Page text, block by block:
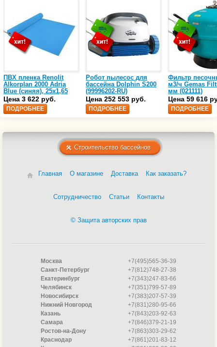
ПВХ пленка Renolit
Alkorplan 2000 Adria
Blue (синяя), 25х1,65
(35216203)
Цена 3 622 руб.
ПОДРОБНЕЕ
Робот пылесос для
бассейна Dolphin S200
(99996202-RU)
Цена 252 553 руб.
ПОДРОБНЕЕ
Фильтр
м3/ч Gemas
мм (021111)
Цена 59 616
ПОДРОБНЕЕ
Строительство бассейнов
Главная О магазине Доставка Как заказать?
Сотрудничество Статьи Контакты
© Защита авторских прав
Москва
+7(495)565-36-39
Санкт-Петербург
+7(812)748-27-38
Екатеринбург
+7(343)247-83-66
Челябинск
+7(351)799-57-89
Новосибирск
+7(383)207-57-39
Нижний Новгород
+7(831)280-95-66
Казань
+7(843)203-92-63
Самара
+7(846)379-21-19
Ростов-на-Дону
+7(863)303-29-62
Краснодар
+7(861)201-83-12